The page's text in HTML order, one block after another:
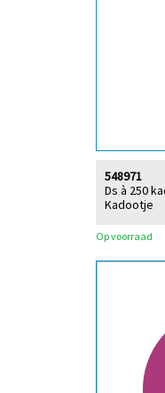
Ds à 250
Kadootje
548971
Op voorraad